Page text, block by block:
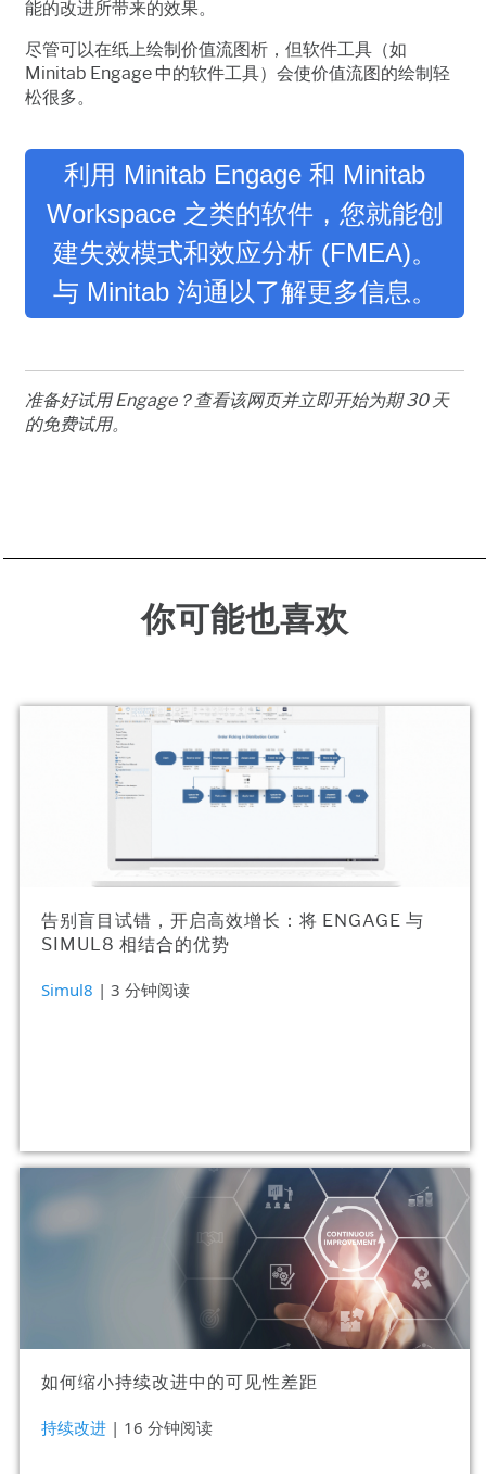
能的改进所带来的效果。
尽管可以在纸上绘制价值流图析，但软件工具（如
Minitab Engage 中的软件工具）会使价值流图的绘制轻
松很多。
利用 Minitab Engage 和 Minitab
Workspace 之类的软件，您就能创
建失效模式和效应分析 (FMEA)。
与 Minitab 沟通以了解更多信息。
准备好试用 Engage？查看该网页并立即开始为期30 天
的免费试用。
你可能也喜欢
告别盲目试错，开启高效增长：将 ENGAGE 与
SIMUL8 相结合的优势
Simul8 | 3 分钟阅读
如何缩小持续改进中的可见性差距
持续改进 | 16 分钟阅读